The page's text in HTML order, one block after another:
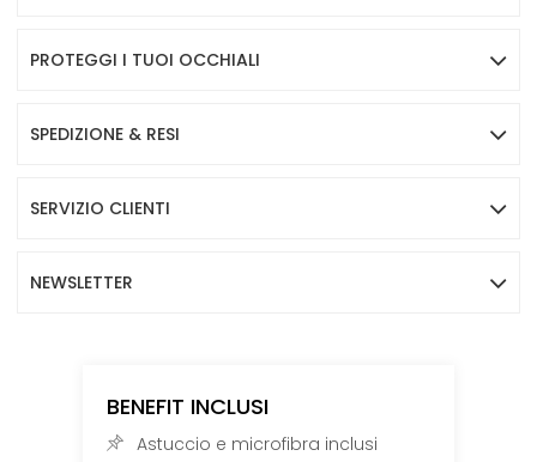
PROTEGGI I TUOI OCCHIALI
SPEDIZIONE & RESI
SERVIZIO CLIENTI
NEWSLETTER
BENEFIT INCLUSI
Astuccio e microfibra inclusi